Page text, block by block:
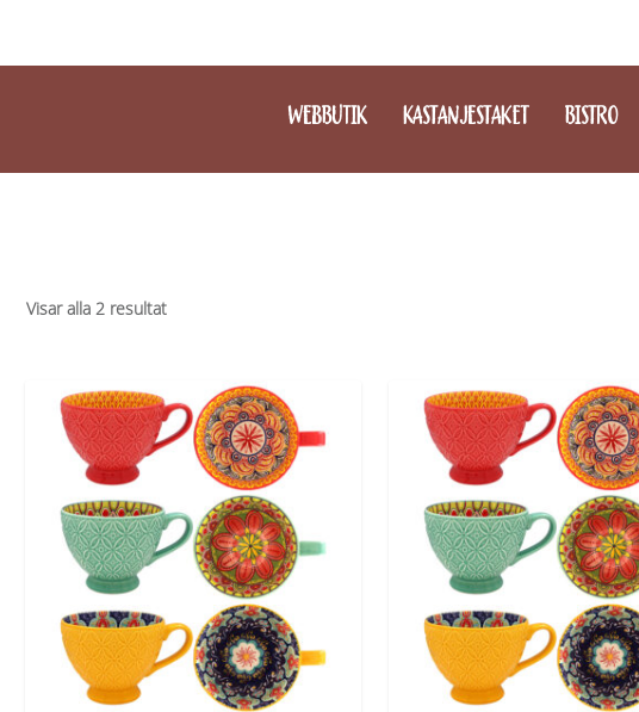
WEBBUTIK KASTANJESTAKET BISTRO
Visar alla 2 resultat